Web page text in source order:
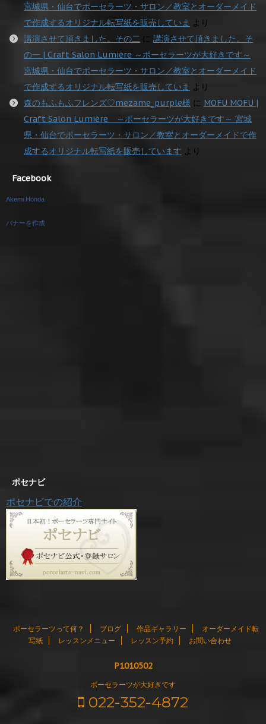
宮城県・仙台でポーセラーツ・サロン／教室とオーダーメイド
で作成するオリジナル転写紙を販売していま より
講演させて頂きました。その二 に 講演させて頂きました。そ
の一 | Craft Salon Lumière ～ポーセラーツが大好きです～
宮城県・仙台でポーセラーツ・サロン／教室とオーダーメイド
で作成するオリジナル転写紙を販売していま より
森のもふもふフレンズ♡mezame_purple様 に MOFU MOFU |
Craft Salon Lumière ～ポーセラーツが大好きです～ 宮城
県・仙台でポーセラーツ・サロン／教室とオーダーメイドで作
成するオリジナル転写紙を販売しています より
Facebook
Akemi Honda
バナーを作成
ポセナビ
ポセナビでの紹介
ポーセラーツって何？ ブログ 作品ギャラリー
オーダーメイド転
写紙
レッスンメニュー レッスン予約 お問い合わせ
P1010502
ポーセラーツが大好きです
022-352-4872